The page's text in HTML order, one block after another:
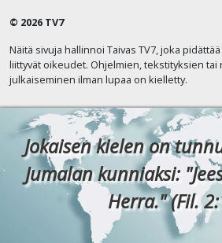
© 2026 TV7
Näitä sivuja hallinnoi Taivas TV7, joka
liittyvät oikeudet. Ohjelmien, tekstityksien tai
julkaiseminen ilman lupaa on kielletty.
Jokaisen kielen on
Jumalan kunniaksi:
Herra." (Fil.